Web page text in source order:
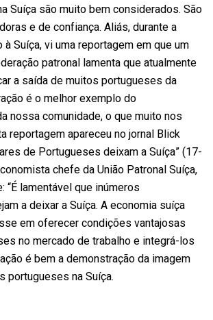
Suíça são muito bem considerados. São
e de confiança. Aliás, durante a
Suíça, vi uma reportagem em que um
patronal lamenta que atualmente
a saída de muitos portugueses da
é o melhor exemplo do
nossa comunidade, o que muito nos
reportagem apareceu no jornal Blick
de Portugueses deixam a Suíça” (17-
chefe da União Patronal Suíça,
“É lamentável que inúmeros
a deixar a Suíça. A economia suíça
em oferecer condições vantajosas
no mercado de trabalho e integrá-los
é bem a demonstração da imagem
portugueses na Suíça.